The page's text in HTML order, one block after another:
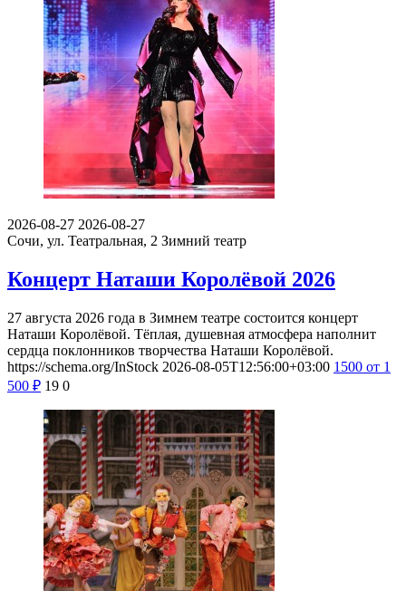
2026-08-27 2026-08-27
Сочи, ул. Театральная, 2 Зимний театр
Концерт Наташи Королёвой 2026
27 августа 2026 года в Зимнем театре состоится концерт
Наташи Королёвой. Тёплая, душевная атмосфера наполнит
сердца поклонников творчества Наташи Королёвой.
https://schema.org/InStock 2026-08-05T12:56:00+03:00 1500 от 1
500 ₽ 19 0